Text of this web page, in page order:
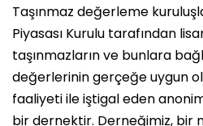
Taşınmaz değerleme
Piyasası Kurulu tarafından
taşınmazların ve bunlara
değerlerinin gerçeğe uygun
faaliyeti ile iştigal eden
bir dernektir. Derneğimiz, bir